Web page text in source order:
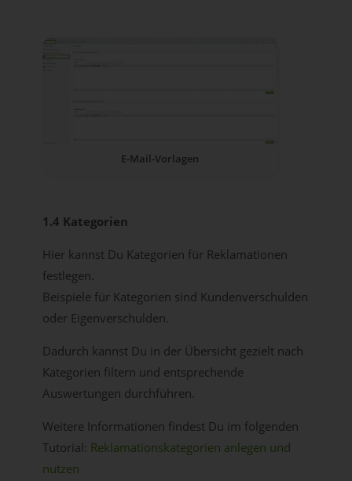
E-Mail-Vorlagen
1.4 Kategorien
Hier kannst Du Kategorien für Reklamationen
festlegen.
Beispiele für Kategorien sind Kundenverschulden
oder Eigenverschulden.
Dadurch kannst Du in der Übersicht gezielt nach
Kategorien filtern und entsprechende
Auswertungen durchführen.
Weitere Informationen findest Du im folgenden
Tutorial: Reklamationskategorien anlegen und
nutzen